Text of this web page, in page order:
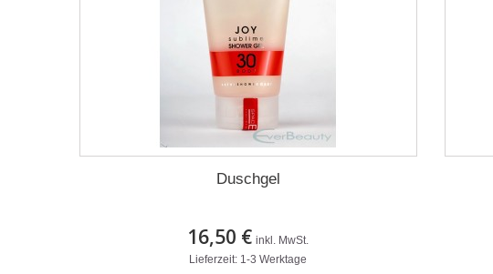
Duschgel
16,50 € inkl. MwSt.
Lieferzeit: 1-3 Werktage